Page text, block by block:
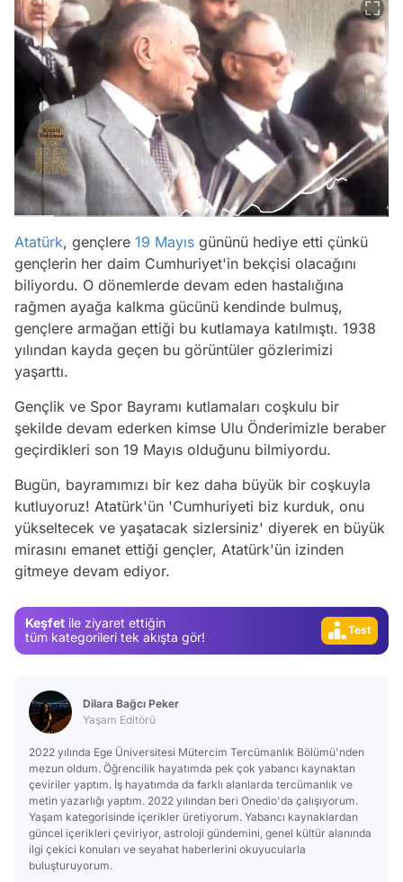
Atatürk, gençlere 19 Mayıs gününü hediye etti çünkü
gençlerin her daim Cumhuriyet'in bekçisi olacağını
biliyordu. O dönemlerde devam eden hastalığına
rağmen ayağa kalkma gücünü kendinde bulmuş,
gençlere armağan ettiği bu kutlamaya katılmıştı. 1938
yılından kayda geçen bu görüntüler gözlerimizi
yaşarttı.
Gençlik ve Spor Bayramı kutlamaları coşkulu bir
şekilde devam ederken kimse Ulu Önderimizle beraber
geçirdikleri son 19 Mayıs olduğunu bilmiyordu.
Bugün, bayramımızı bir kez daha büyük bir coşkuyla
kutluyoruz! Atatürk'ün 'Cumhuriyeti biz kurduk, onu
yükseltecek ve yaşatacak sizlersiniz' diyerek en büyük
mirasını emanet ettiği gençler, Atatürk'ün izinden
gitmeye devam ediyor.
Keşfet ile ziyaret ettiğin
tüm kategorileri tek akışta gör!
Video
Test
Gündem
Test
Dilara Bağcı Peker
Yaşam Editörü
2022 yılında Ege Üniversitesi Mütercim Tercümanlık Bölümü'nden
mezun oldum. Öğrencilik hayatımda pek çok yabancı kaynaktan
çeviriler yaptım. İş hayatımda da farklı alanlarda tercümanlık ve
metin yazarlığı yaptım. 2022 yılından beri Onedio'da çalışıyorum.
Yaşam kategorisinde içerikler üretiyorum. Yabancı kaynaklardan
güncel içerikleri çeviriyor, astroloji gündemini, genel kültür alanında
ilgi çekici konuları ve seyahat haberlerini okuyucularla
buluşturuyorum.